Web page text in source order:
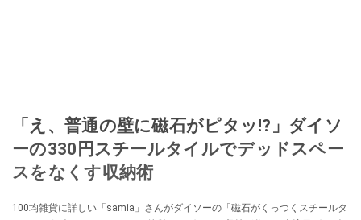
「え、普通の壁に磁石がピタッ!?」ダイソ
ーの330円スチールタイルでデッドスペー
スをなくす収納術
100均雑貨に詳しい「samia」さんがダイソーの「磁石がくっつくスチールタ